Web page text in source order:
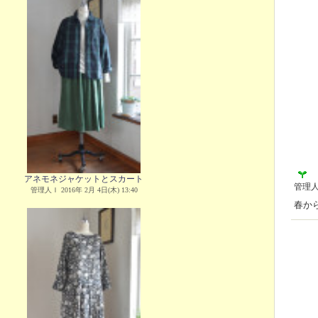
アネモネジャケットとスカート
管理人Ｉ 2016年 2月 4日(木) 13:40 管理
春か